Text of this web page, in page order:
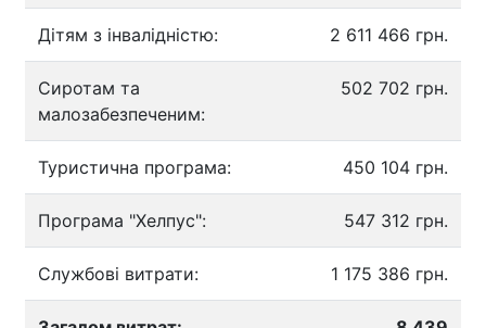
Дітям з інвалідністю: 2 611 466 грн.
Сиротам та
малозабезпеченим:
502 702 грн.
Туристична програма: 450 104 грн.
Програма "Хелпус": 547 312 грн.
Службові витрати: 1 175 386 грн.